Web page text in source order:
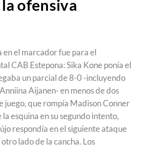
ofensiva
el marcador fue para el
CAB Estepona: Sika Kone ponía el
un parcial de 8-0 -incluyendo
Aijanen- en menos de dos
juego, que rompía Madison Conner
esquina en su segundo intento,
respondía en el siguiente ataque
lado de la cancha. Los